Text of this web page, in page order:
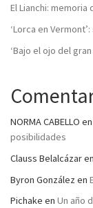
El Lianchi:
‘Lorca en
‘Bajo el ojo del
NORMA CABELLO en
posibilidades
Clauss Belalcázaren
Byron González en
Pichake en Un año